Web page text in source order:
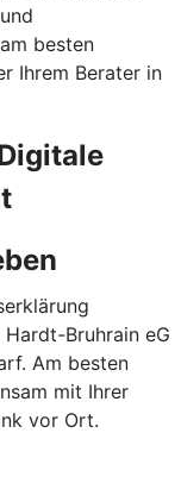
besten
Ihrem Berater in
Bruhrain eG
Am besten
mit Ihrer
vor Ort.